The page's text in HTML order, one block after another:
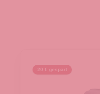
20 € gespart